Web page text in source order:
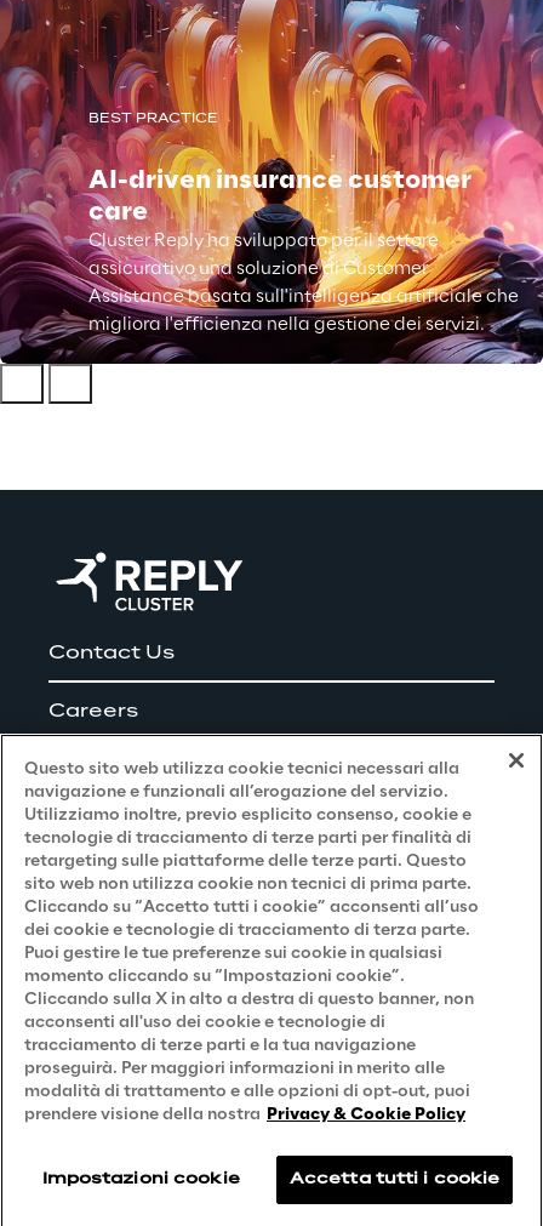
BEST PRACTICE
AI-driven insurance customer
care
Cluster Reply ha sviluppato per il settore
assicurativo una soluzione di Customer
Assistance basata sull'intelligenza artificiale che
migliora l'efficienza nella gestione dei servizi.
Contact Us
Careers
Privacy and Legal
Privacy & Cookie Policy
Privacy Notice(Candidato)
Privacy Notice(Cliente)
Privacy Notice(Fornitore)
Privacy Notice(Marketing)
Accessibilità
Questo sito web utilizza cookie tecnici necessari alla
navigazione e funzionali all’erogazione del servizio.
Utilizziamo inoltre, previo esplicito consenso, cookie e
tecnologie di tracciamento di terze parti per finalità di
retargeting sulle piattaforme delle terze parti. Questo
sito web non utilizza cookie non tecnici di prima parte.
Cliccando su “Accetto tutti i cookie” acconsenti all’uso
dei cookie e tecnologie di tracciamento di terza parte.
Puoi gestire le tue preferenze sui cookie in qualsiasi
momento cliccando su “Impostazioni cookie”.
Cliccando sulla X in alto a destra di questo banner, non
acconsenti all'uso dei cookie e tecnologie di
tracciamento di terze parti e la tua navigazione
proseguirà. Per maggiori informazioni in merito alle
modalità di trattamento e alle opzioni di opt-out, puoi
prendere visione della nostra Privacy & Cookie Policy
Impostazioni cookie Accetta tutti i cookie